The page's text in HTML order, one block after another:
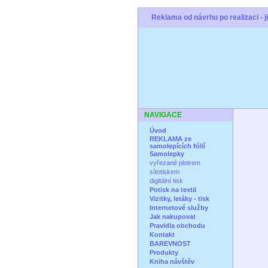
Reklama od návrhu po realizaci -
NAVIGACE
Úvod
REKLAMA ze
samolepících fólií
Samolepky
vyřezané plotrem
sítotiskem
digitální tisk
Potisk na textil
Vizitky, letáky - tisk
Internetové služby
Jak nakupovat
Pravidla obchodu
Kontakt
BAREVNOST
Produkty
Kniha návštěv